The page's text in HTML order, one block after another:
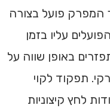
פועל בצורה
עליו בזמן
באופן שווה על
תפקוד לקוי
לחץ קיצוניות